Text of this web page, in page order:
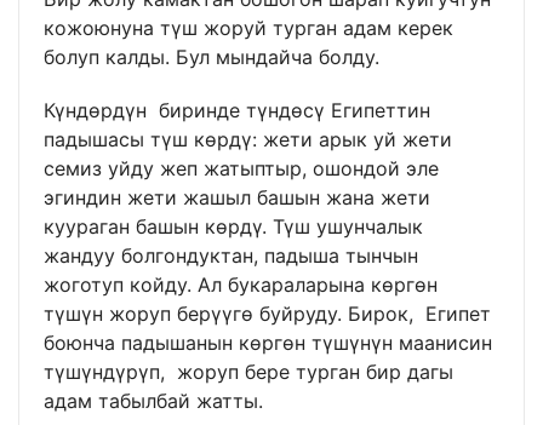
кожоюнуна түш жоруй турган адам керек
болуп калды. Бул мындайча болду.
Күндөрдүн биринде түндөсү Египеттин
падышасы түш көрдү: жети арык уй жети
семиз уйду жеп жатыптыр, ошондой эле
эгиндин жети жашыл башын жана жети
куураган башын көрдү. Түш ушунчалык
жандуу болгондуктан, падыша тынчын
жоготуп койду. Ал букараларына көргөн
түшүн жоруп берүүгө буйруду. Бирок, Египет
боюнча падышанын көргөн түшүнүн маанисин
түшүндүрүп, жоруп бере турган бир дагы
адам табылбай жатты.